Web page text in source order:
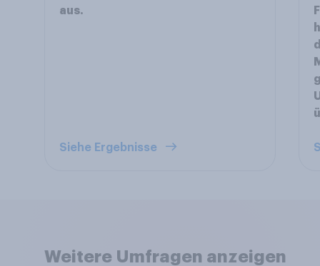
aus.
Siehe Ergebnisse
Weitere Umfragen anzeigen